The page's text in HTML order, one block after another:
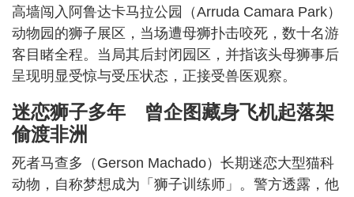
高墙闯入阿鲁达卡马拉公园（Arruda Camara Park）
动物园的狮子展区，当场遭母狮扑击咬死，数十名游
客目睹全程。当局其后封闭园区，并指该头母狮事后
呈现明显受惊与受压状态，正接受兽医观察。
迷恋狮子多年 曾企图藏身飞机起落架
偷渡非洲
死者马查多（Gerson Machado）长期迷恋大型猫科
动物，自称梦想成为「狮子训练师」。警方透露，他